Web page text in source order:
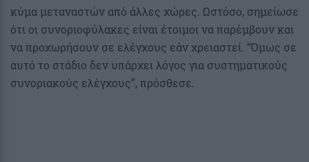
κύμα μεταναστών από άλλες χώρες. Ωστόσο, σημείωσε
ότι οι συνοριοφύλακες είναι έτοιμοι να παρέμβουν και
να προχωρήσουν σε ελέγχους εάν χρειαστεί. “Όμως σε
αυτό το στάδιο δεν υπάρχει λόγος για συστηματικούς
συνοριακούς ελέγχους”, πρόσθεσε.